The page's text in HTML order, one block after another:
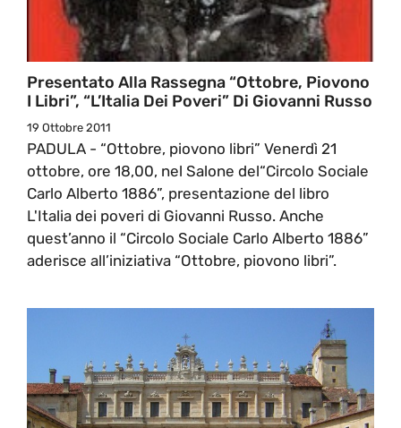
Presentato Alla Rassegna “Ottobre, Piovono
I Libri”, “L’Italia Dei Poveri” Di Giovanni Russo
19 Ottobre 2011
PADULA - “Ottobre, piovono libri” Venerdì 21
ottobre, ore 18,00, nel Salone del“Circolo Sociale
Carlo Alberto 1886”, presentazione del libro
L'Italia dei poveri di Giovanni Russo. Anche
quest’anno il “Circolo Sociale Carlo Alberto 1886”
aderisce all’iniziativa “Ottobre, piovono libri”.